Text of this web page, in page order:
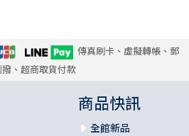
傳真刷卡、虛擬轉帳、郵
、超商取貨付款
商品快訊
全館新品